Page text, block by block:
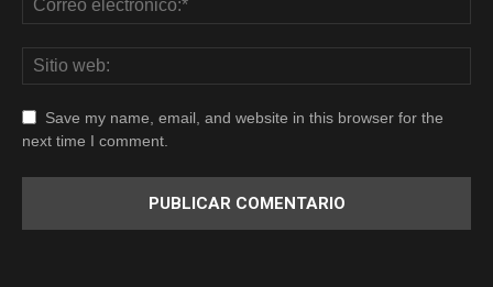
Save my name, email, and website in this browser for the
next time I comment.